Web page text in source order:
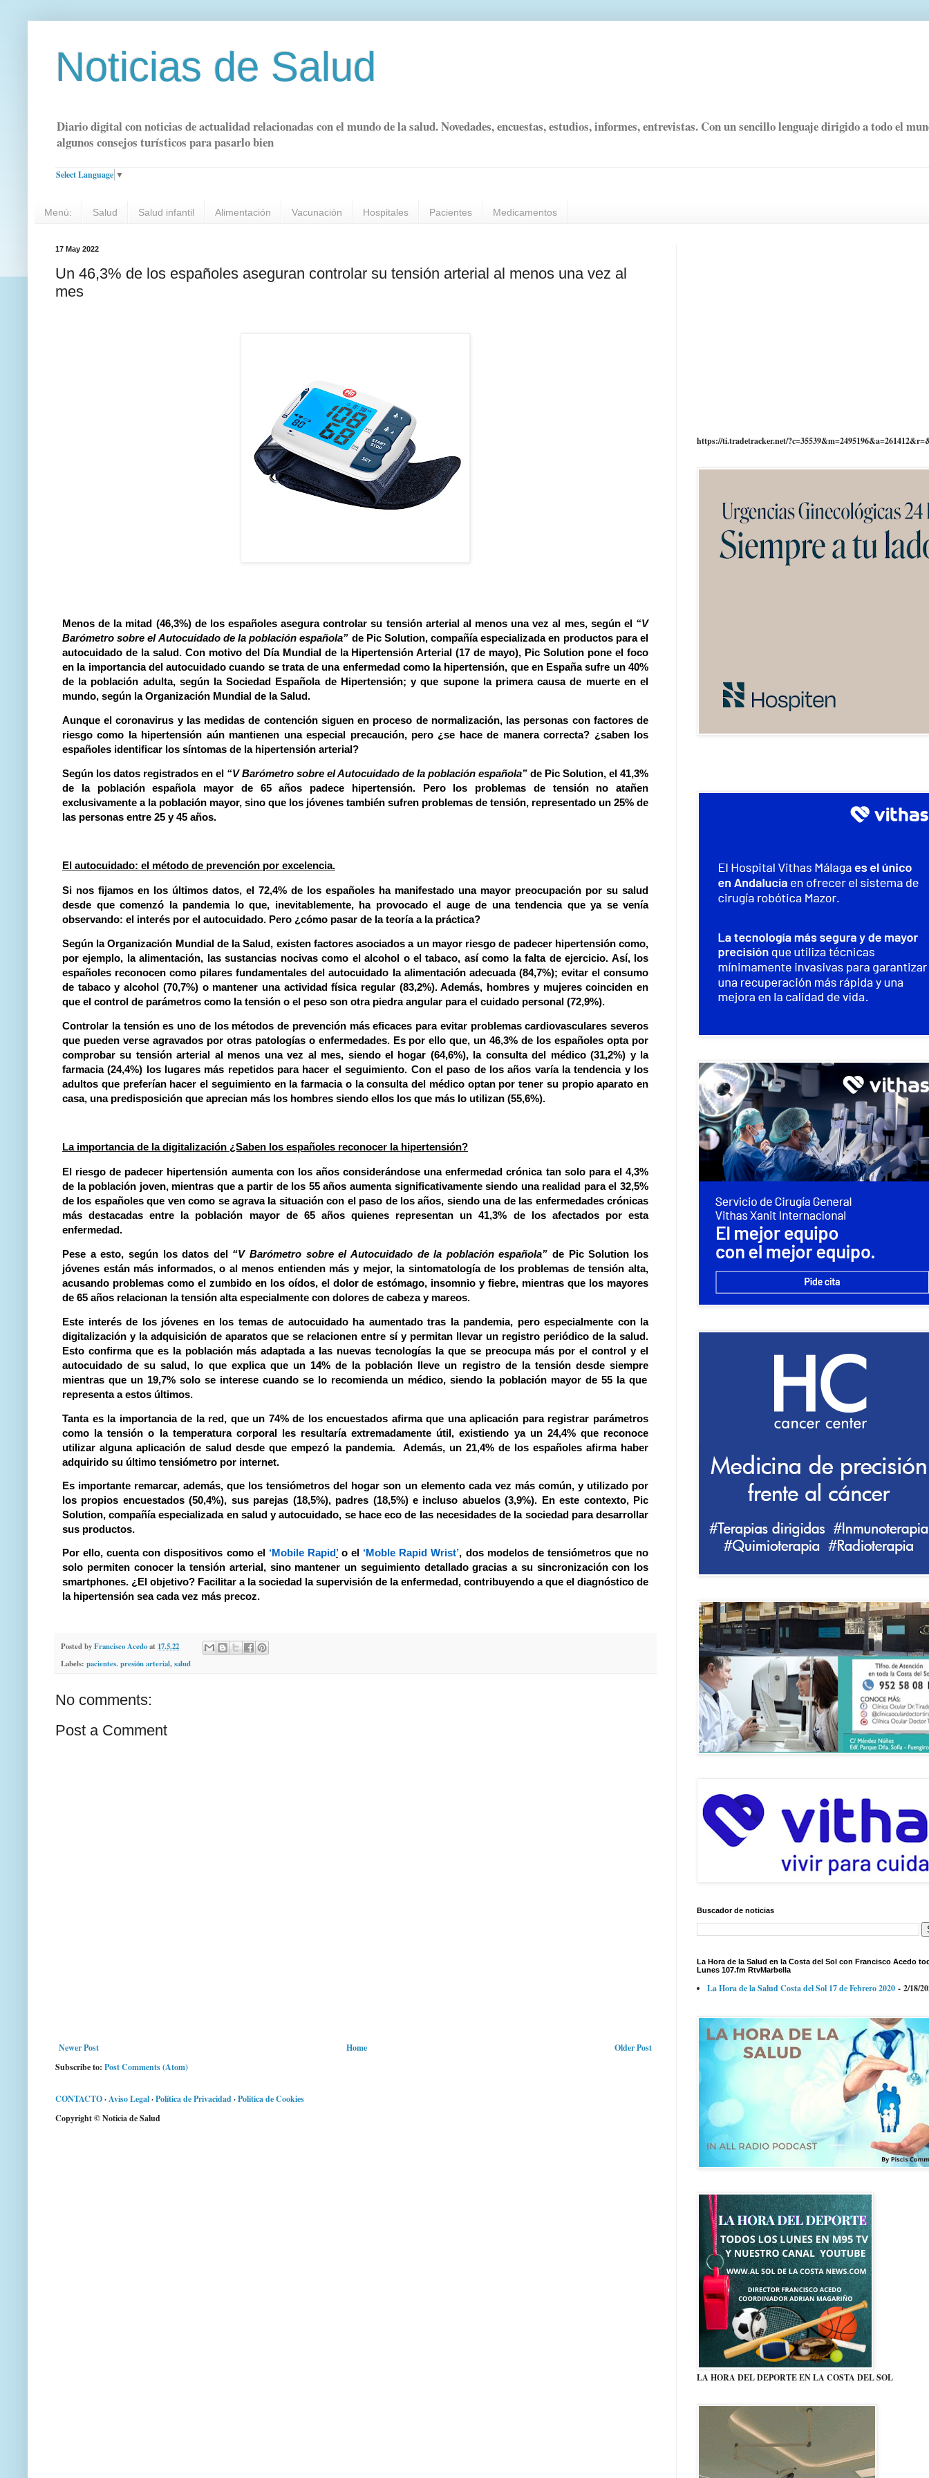
Noticias de Salud
Diario digital con noticias de actualidad relacionadas con el mundo de la salud. Novedades, encuestas, estudios, informes, entrevistas. Con un sencillo lenguaje dirigido a todo el
algunos consejos turísticos para pasarlo bien
Select Language ▼
Menú: Salud Salud infantil Alimentación Vacunación Hospitales Pacientes Medicamentos
17 May 2022
Un 46,3% de los españoles aseguran controlar su tensión arterial al menos una vez al
mes
Menos de la mitad (46,3%) de los españoles asegura controlar su tensión arterial al menos una vez al mes,según el “V
Barómetro sobre el Autocuidado de la población española” de Pic Solution, compañía especializada en productos para el
autocuidado de la salud. Con motivo del Día Mundial de la Hipertensión Arterial (17 de mayo), Pic Solution pone el foco
en la importancia del autocuidado cuando se trata de una enfermedad como la hipertensión, que en España sufre un 40%
de la población adulta, según la Sociedad Española de Hipertensión; y que supone la primera causa de muerte en el
mundo, según la Organización Mundial de la Salud.
Aunque el coronavirus y las medidas de contención siguen en proceso de normalización, las personas con factores de
riesgo como la hipertensión aún mantienen una especial precaución, pero ¿se hace de manera correcta? ¿saben los
españoles identificar los síntomas de la hipertensión arterial?
Según los datos registrados en el “V Barómetro sobre el Autocuidado de la población española” de Pic Solution, el 41,3%
de la población española mayor de 65 años padece hipertensión. Pero los problemas de tensión no atañen
exclusivamente a la población mayor, sino que los jóvenes también sufren problemas de tensión, representado un 25% de
las personas entre 25 y 45 años.
El autocuidado: el método de prevención por excelencia.
Si nos fijamos en los últimos datos, el 72,4% de los españoles ha manifestado una mayor preocupación por su salud
desde que comenzó la pandemialo que, inevitablemente, ha provocado el auge de una tendencia que ya se venía
observando: el interés por el autocuidado. Pero ¿cómo pasar de la teoría a la práctica?
Según la Organización Mundial de la Salud, existen factores asociados a un mayor riesgo de padecer hipertensión como,
por ejemplo, la alimentación, las sustancias nocivas como el alcohol o el tabaco, así como la falta de ejercicio. Así, los
españoles reconocen como pilares fundamentales del autocuidado la alimentación adecuada (84,7%); evitar el consumo
de tabaco y alcohol (70,7%) o mantener una actividad física regular (83,2%).Además, hombres y mujeres coinciden en
que el control de parámetros como la tensión o el peso son otra piedra angular para el cuidado personal (72,9%).
Controlar la tensión es uno de los métodos de prevención más eficaces para evitar problemas cardiovasculares severos
que pueden verse agravados por otras patologías o enfermedades. Es por ello que, un46,3% de los españoles opta por
comprobar su tensión arterial al menos una vez al mes, siendo el hogar (64,6%), la consulta del médico (31,2%) y la
farmacia (24,4%) los lugares más repetidos para hacer el seguimiento. Con el paso de los años varía la tendencia y los
adultos que preferían hacer el seguimiento en la farmacia o la consulta del médico optan por tener su propio aparato en
casa, una predisposición que aprecian más los hombres siendo ellos los que más lo utilizan (55,6%).
La importancia de la digitalización ¿Saben los españoles reconocer la hipertensión?
El riesgo de padecer hipertensión aumenta con los años considerándose una enfermedad crónica tan solo para el 4,3%
de la población joven, mientras que a partir de los 55 años aumenta significativamente siendo una realidad para el 32,5%
de los españoles que ven como se agrava la situación con el paso de los años, siendo una de las enfermedades crónicas
más destacadas entre la población mayor de 65 años quienes representan un 41,3% de los afectados por esta
enfermedad.
Pese a esto, según los datos del “V Barómetro sobre el Autocuidado de la población española” de Pic Solution los
jóvenes están más informados, o al menos entienden más y mejor, la sintomatología de los problemas de tensión alta,
acusando problemas como el zumbido en los oídos, el dolor de estómago, insomnio y fiebre, mientras que los mayores
de 65 años relacionan la tensión alta especialmente con dolores de cabeza y mareos.
Este interés de los jóvenes en los temas de autocuidado ha aumentado tras la pandemia, pero especialmente con la
digitalización y la adquisición de aparatos que se relacionen entre sí y permitan llevar un registro periódico de la salud.
Esto confirma que es la población más adaptada a las nuevas tecnologías la que se preocupa más por el control y el
autocuidado de su salud, lo que explica que un 14% de la población lleve un registro de la tensión desde siempre
mientras que un 19,7% solo se interese cuando se lo recomienda un médico, siendo la población mayor de 55 la que
representa a estos últimos.
Tanta es la importancia de la red, que un 74% de los encuestados afirma que una aplicación para registrar parámetros
como la tensión o la temperatura corporal les resultaría extremadamente útil,existiendo ya un 24,4% que reconoce
utilizar alguna aplicación de salud desde que empezó la pandemia.
Además, un 21,4% de los españoles afirma haber
adquirido su último tensiómetro por internet.
Es importante remarcar, además, que los tensiómetros del hogar son un elemento cada vez más común, y utilizado por
los propios encuestados (50,4%), sus parejas (18,5%), padres (18,5%) e incluso abuelos (3,9%). En este contexto, Pic
Solution, compañía especializada en salud y autocuidado, se hace eco de las necesidades de la sociedad para desarrollar
sus productos.
Por ello, cuenta con dispositivos como el ‘Mobile Rapid’o el ‘Moble RapidWrist’, dos modelos de tensiómetros que no
solo permiten conocer la tensión arterial, sino mantener un seguimiento detallado gracias a su sincronización con los
smartphones. ¿El objetivo? Facilitar a la sociedad la supervisión de la enfermedad, contribuyendo a que el diagnóstico de
la hipertensión sea cada vez más precoz.
Posted byFrancisco Acedoat 17.5.22
Labels: pacientes. presión arterial,salud
No comments:
Post a Comment
Newer Post Older Post
Home
Subscribe to: Post Comments (Atom)
CONTACTO·Aviso Legal·Política de Privacidad·Política de Cookies
Copyright © Noticia de Salud
https://ti.tradetracker.net/
Buscador de noticias
La Hora de la Salud en la Costa del Sol con Francisco Acedo
Lunes 107.fm RtvMarbella
La Hora de la Salud Costa del Sol 17 de Febrero 2020 - 2/18/
LA HORA DEL DEPORTE EN LA COSTA DEL SOL